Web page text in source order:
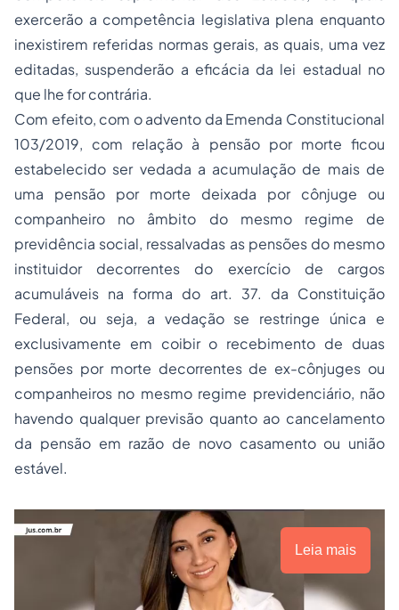
exercerão a competência legislativa plena enquanto
inexistirem referidas normas gerais, as quais, uma vez
editadas, suspenderão a eficácia da lei estadual no
que lhe for contrária.
Com efeito, com o advento da Emenda Constitucional
103/2019, com relação à pensão por morte ficou
estabelecido ser vedada a acumulação de mais de
uma pensão por morte deixada por cônjuge ou
companheiro no âmbito do mesmo regime de
previdência social, ressalvadas as pensões do mesmo
instituidor decorrentes do exercício de cargos
acumuláveis na forma do art. 37. da Constituição
Federal, ou seja, a vedação se restringe única e
exclusivamente em coibir o recebimento de duas
pensões por morte decorrentes de ex-cônjuges ou
companheiros no mesmo regime previdenciário, não
havendo qualquer previsão quanto ao cancelamento
da pensão em razão de novo casamento ou união
estável.
Leia mais